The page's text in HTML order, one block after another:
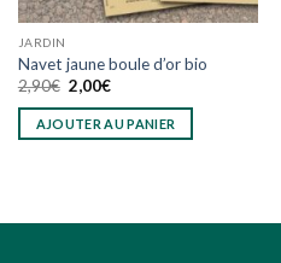
JARDIN
Navet jaune boule d’or bio
2,90€ Le
prix
initial
était :
2,00€Le
actuel
est :
AJOUTER AU PANIER